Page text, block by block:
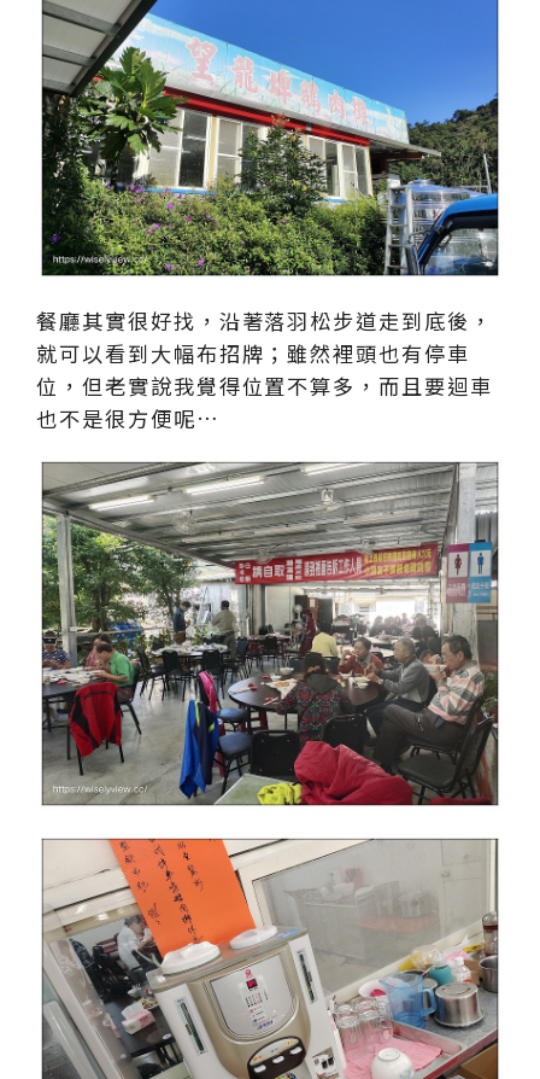
餐廳其實很好找，沿著落羽松步道走到底後，
就可以看到大幅布招牌；雖然裡頭也有停車
位，但老實說我覺得位置不算多，而且要迴車
也不是很方便呢…